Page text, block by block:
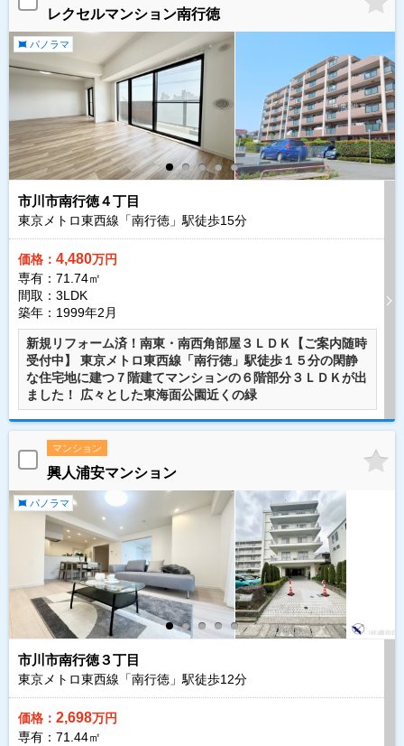
レクセルマンション南行徳
パノラマ
市川市南行徳４丁目
東京メトロ東西線「南行徳」駅徒歩15分
価格： 4,480万円
専有：71.74㎡
間取：3LDK
築年：1999年2月
新規リフォーム済！南東・南西角部屋３ＬＤＫ【ご案内随時
受付中】 東京メトロ東西線「南行徳」駅徒歩１５分の閑静
な住宅地に建つ７階建てマンションの６階部分３ＬＤＫが出
ました！ 広々とした東海面公園近くの緑
マンション
興人浦安マンション
パノラマ
市川市南行徳３丁目
東京メトロ東西線「南行徳」駅徒歩12分
価格： 2,698万円
専有：71.44㎡